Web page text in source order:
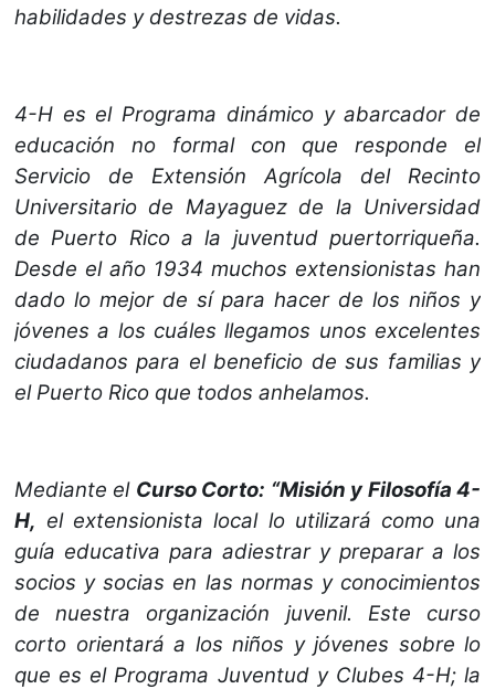
habilidades y destrezas de vidas.
4-H es el Programa dinámico y abarcador de
educación no formal con que responde el
Servicio de Extensión Agrícola del Recinto
Universitario de Mayaguez de la Universidad
de Puerto Rico a la juventud puertorriqueña.
Desde el año 1934 muchos extensionistas han
dado lo mejor de sí para hacer de los niños y
jóvenes a los cuáles llegamos unos excelentes
ciudadanos para el beneficio de sus familias y
el Puerto Rico que todos anhelamos.
Mediante el Curso Corto: “Misión y Filosofía 4-
H, el extensionista local lo utilizará como una
guía educativa para adiestrar y preparar a los
socios y socias en las normas y conocimientos
de nuestra organización juvenil. Este curso
corto orientará a los niños y jóvenes sobre lo
que es el Programa Juventud y Clubes 4-H; la